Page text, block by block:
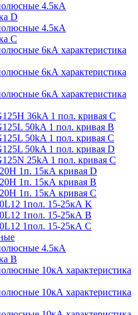
4.5кА
D
4.5кА
С
6кА характеристика
6кА характеристика
6кА характеристика
36kA 1 пол. кривая C
50kA 1 пол. кривая B
50kA 1 пол. кривая C
50kA 1 пол. кривая D
25kA 1 пол. кривая C
1п. 15кА кривая D
1п. 15кА кривая В
1п. 15кА кривая С
1пол. 15-25кА K
1пол. 15-25кА В
1пол. 15-25кА С
4.5кА
В
10кА характеристика
10кА характеристика